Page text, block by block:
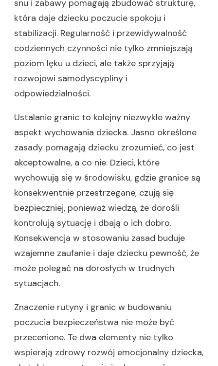
snu i zabawy pomagają zbudować strukturę,
która daje dziecku poczucie spokoju i
stabilizacji. Regularność i przewidywalność
codziennych czynności nie tylko zmniejszają
poziom lęku u dzieci, ale także sprzyjają
rozwojowi samodyscypliny i
odpowiedzialności.
Ustalanie granic to kolejny niezwykle ważny
aspekt wychowania dziecka. Jasno określone
zasady pomagają dziecku zrozumieć, co jest
akceptowalne, a co nie. Dzieci, które
wychowują się w środowisku, gdzie granice są
konsekwentnie przestrzegane, czują się
bezpieczniej, ponieważ wiedzą, że dorośli
kontrolują sytuację i dbają o ich dobro.
Konsekwencja w stosowaniu zasad buduje
wzajemne zaufanie i daje dziecku pewność, że
może polegać na dorosłych w trudnych
sytuacjach.
Znaczenie rutyny i granic w budowaniu
poczucia bezpieczeństwa nie może być
przecenione. Te dwa elementy nie tylko
wspierają zdrowy rozwój emocjonalny dziecka,